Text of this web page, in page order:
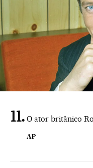
O ator britânico
AP